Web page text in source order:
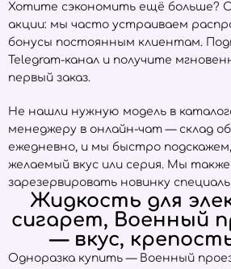
Хотите сэкономить ещё больше?
акции: мы часто устраиваем
бонусы постоянным клиентам.
Telegram-канал и получите
первый заказ.
Не нашли нужную модель в
менеджеру в онлайн-чат — склад
ежедневно, и мы быстро
желаемый вкус или серия. Мы
зарезервировать новинку
Жидкость для
сигарет, Военный
— вкус,
Одноразка купить — Военный